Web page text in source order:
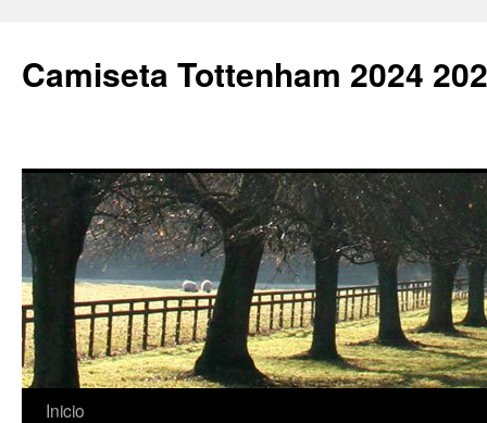
Camiseta Tottenham 2024
Saltar
Inicio